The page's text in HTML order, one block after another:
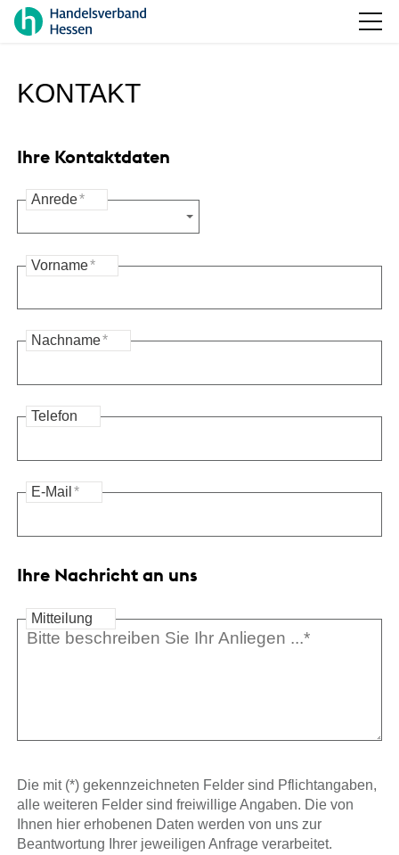
KONTAKT
Ihre Kontaktdaten
Anrede*
Vorname*
Nachname*
Telefon
E-Mail *
Ihre Nachricht an uns
Mitteilung
Die mit (*) gekennzeichneten Felder sind Pflichtangaben,
alle weiteren Felder sind freiwillige Angaben. Die von
Ihnen hier erhobenen Daten werden von uns zur
Beantwortung Ihrer jeweiligen Anfrage verarbeitet.